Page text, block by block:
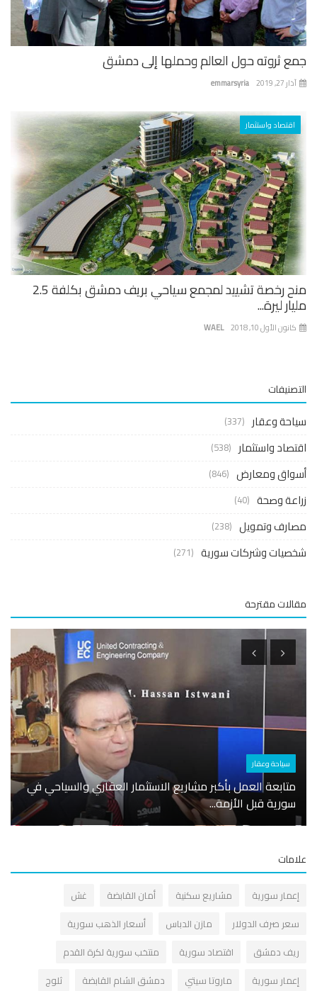
ثروته حول العالم وحملها إلى دمشق
emmarsyria 27, 2019
اقتصاد واستثمار
منح رخصة تشييد لمجمع سياحي بريف دمشق بكلفة 2.5
ليرة...
WAEL الأول 10, 2018
وعقار (337)
واستثمار (538)
ومعارض (846)
وصحة (40)
وتمويل (238)
وشركات سورية (271)
مقترحة
سياحة وعقار
متابعة العمل بأكبر مشاريع الاستثمار العقاري والسياحي في
سورية قبل الأزمة...
سورية مشاريع سكنية أمان القابضة
غش
صرف الدولار
مازن الدباس
أسعار الذهب سورية
دمشق
اقتصاد سورية
منتخب سورية لكرة القدم
سورية
ماروتا سيتي دمشق الشام القابضة
ثلوج